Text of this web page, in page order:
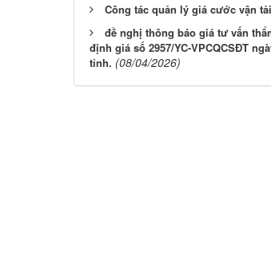
Công tác quản lý giá cước vận
đề nghị thông báo giá tư vấn
định giá số 2957/YC-VPCQCSĐT
tỉnh. (08/04/2026)